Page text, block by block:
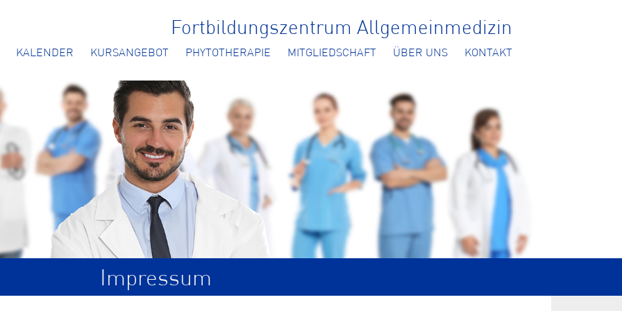
Fortbildungszentrum Allgemeinmedizin
KALENDER KURSANGEBOT PHYTOTHERAPIE MITGLIEDSCHAFT ÜBER UNS KONTAKT
Impressum